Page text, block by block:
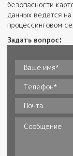
безопасности
данных ведется
процессинговом
Задать вопрос:
Ваше имя**
Телефон*
Почта